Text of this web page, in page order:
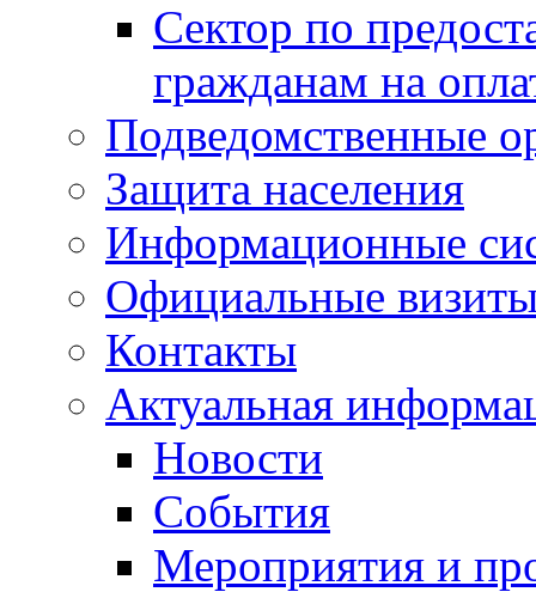
Сектор по
гражданам на
Подведомственные
Защита населения
Информационные
Официальные
Контакты
Актуальная
Новости
События
Мероприятия и